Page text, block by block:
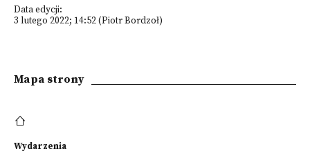
Data edycji:
3 lutego 2022; 14:52 (Piotr Bordzoł)
Mapa strony
Wydarzenia